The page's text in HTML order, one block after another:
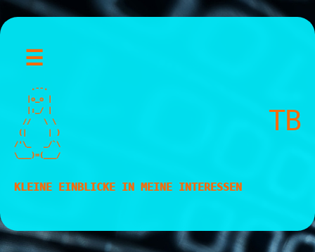
☰
    .--.
   |o_o |
   |:_/ |
  //   \ \
(|     | )
/'\_   _/`\
\___)=(___/
TB
KLEINE EINBLICKE IN MEINE INTERESSEN